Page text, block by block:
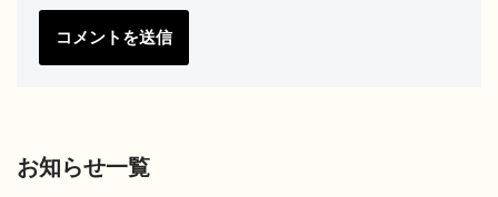
お知らせ一覧